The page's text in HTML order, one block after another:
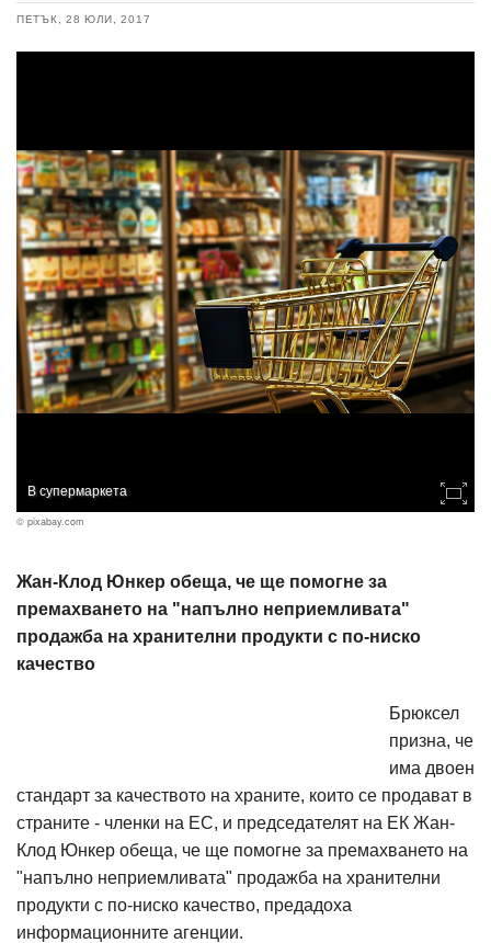
ПЕТЪК, 28 ЮЛИ, 2017
В супермаркета
© pixabay.com
Жан-Клод Юнкер обеща, че ще помогне за
премахването на "напълно неприемливата"
продажба на хранителни продукти с по-ниско
качество
Брюксел
призна, че
има двоен
стандарт за качеството на храните, които се продават в
страните - членки на ЕС, и председателят на ЕК Жан-
Клод Юнкер обеща, че ще помогне за премахването на
"напълно неприемливата" продажба на хранителни
продукти с по-ниско качество, предадоха
информационните агенции.